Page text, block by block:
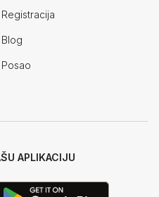
Registracija
Blog
Posao
APLIKACIJU